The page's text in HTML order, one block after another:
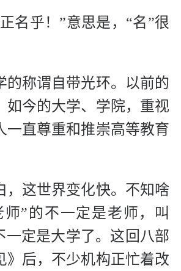
名乎！”意思是，“名”很
的称谓自带光环。以前的
如今的大学、学院，重视
一直尊重和推崇高等教育
，这世界变化快。不知啥
师”的不一定是老师，叫
一定是大学了。这回八部
》后，不少机构正忙着改